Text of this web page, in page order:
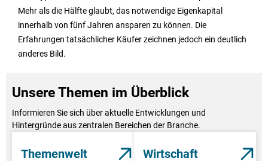
Mehr als die Hälfte glaubt, das notwendige Eigenkapital
innerhalb von fünf Jahren ansparen zu können. Die
Erfahrungen tatsächlicher Käufer zeichnen jedoch ein deutlich
anderes Bild.
Unsere Themen im Überblick
Informieren Sie sich über aktuelle Entwicklungen und
Hintergründe aus zentralen Bereichen der Branche.
Themenwelt Wirtschaft